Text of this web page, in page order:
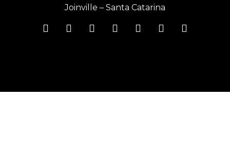
Joinville – Santa Catarina